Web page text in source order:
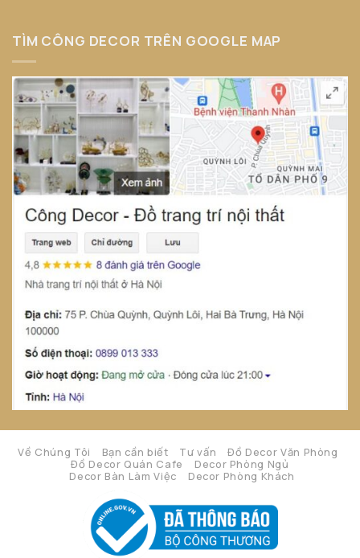
TÌM CÔNG DECOR TRÊN GOOGLE MAP
Về Chúng Tôi Bạn cần biết Tư vấn
Đồ Decor Văn Phòng
Đồ Decor Quán Cafe
Decor Phòng Ngủ
Decor Bàn Làm Việc
Decor Phòng Khách